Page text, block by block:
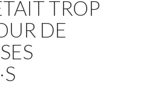
TROP
DE